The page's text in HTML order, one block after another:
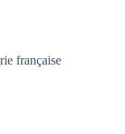
française